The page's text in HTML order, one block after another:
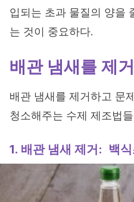
입되는 초과 물질의 양을
는 것이 중요하다.
배관 냄새를 제
배관 냄새를 제거하고 문
청소해주는 수제 제조법
1. 배관 냄새 제거: 백